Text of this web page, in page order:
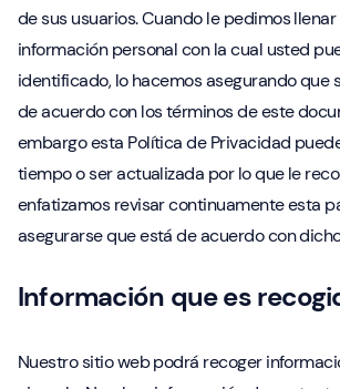
de sus usuarios. Cuando le pedimos
información personal con la cual usted
identificado, lo hacemos asegurando que
de acuerdo con los términos de este
embargo esta Política de Privacidad
tiempo o ser actualizada por lo que le
enfatizamos revisar continuamente esta
asegurarse que está de acuerdo con
Información que es
Nuestro sitio web podrá recoger